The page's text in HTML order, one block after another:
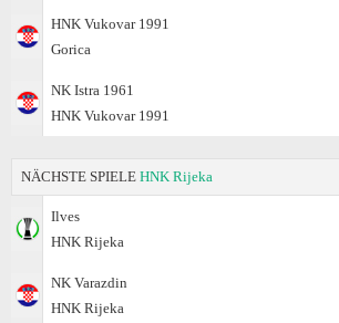
HNK Vukovar 1991
Gorica
NK Istra 1961
HNK Vukovar 1991
NÄCHSTE SPIELE HNK Rijeka
Ilves
HNK Rijeka
NK Varazdin
HNK Rijeka